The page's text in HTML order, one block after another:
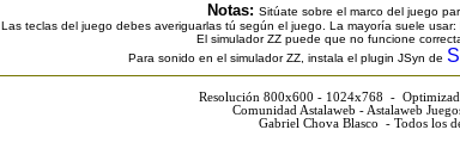
Notas: Sitúate sobre el marco del juego
Las teclas del juego debes averiguarlas tú según el juego. La mayoría suele
El simulador ZZ puede que no funcione
Para sonido en el simulador ZZ, instala el plugin JSyn de
Resolución 800x600 - 1024x768 -
Comunidad Astalaweb - Astalaweb
Gabriel Chova Blasco - Todos los